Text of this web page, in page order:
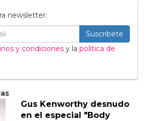
newsletter:
Suscribete
y condiciones y la política de
Gus Kenworthy desnudo
en el especial "Body